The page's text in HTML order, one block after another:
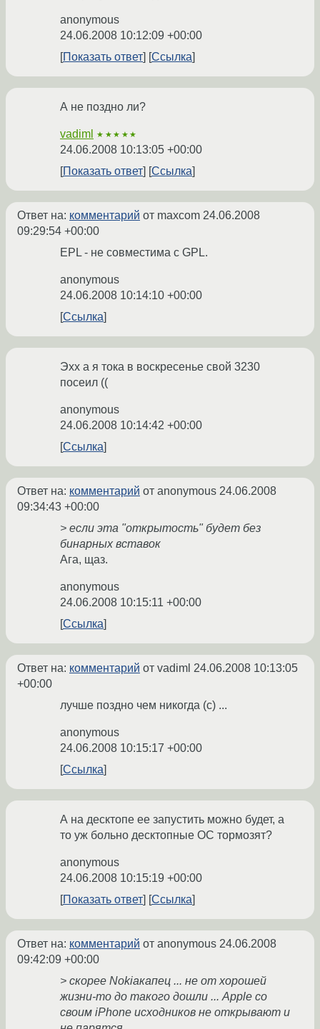
anonymous
24.06.2008 10:12:09 +00:00
Показать ответ
Ссылка
А не поздно ли?
vadiml ★★★★★
24.06.2008 10:13:05 +00:00
Показать ответ
Ссылка
Ответ на: комментарий от maxcom 24.06.2008
09:29:54 +00:00
EPL - не совместима с GPL.
anonymous
24.06.2008 10:14:10 +00:00
Ссылка
Эхх а я тока в воскресенье свой 3230
посеил ((
anonymous
24.06.2008 10:14:42 +00:00
Ссылка
Ответ на: комментарий от anonymous 24.06.2008
09:34:43 +00:00
> если эта "открытость" будет без
бинарных вставок
Ага, щаз.
anonymous
24.06.2008 10:15:11 +00:00
Ссылка
Ответ на: комментарий от vadiml 24.06.2008 10:13:05
+00:00
лучше поздно чем никогда (с) ...
anonymous
24.06.2008 10:15:17 +00:00
Ссылка
А на десктопе ее запустить можно будет, а
то уж больно десктопные ОС тормозят?
anonymous
24.06.2008 10:15:19 +00:00
Показать ответ
Ссылка
Ответ на: комментарий от anonymous 24.06.2008
09:42:09 +00:00
> скорее Nokiaкапец ... не от хорошей
жизни-то до такого дошли ... Apple со
своим iPhone исходников не открывают и